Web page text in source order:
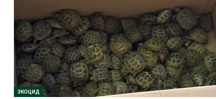
ЭКОЦИД